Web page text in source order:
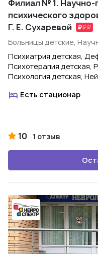
Филиал № 1. Научно-
психического
Г. Е. Сухаревой
Больницы детские,
Психиатрия детская,
Психотерапия детская,
Психология детская,
Есть стационар
10 1 отзыв